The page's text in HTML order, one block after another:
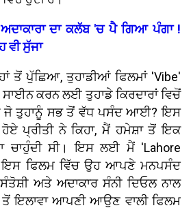
ਦਾ ਕਲੱਬ 'ਚ ਪੈ ਗਿਆ ਪੰਗਾ !
ਵੀ ਸੁੱਜਾ
ਤੋਂ ਪੁੱਛਿਆ, ਤੁਹਾਡੀਆਂ ਫਿਲਮਾਂ 'Vibe'
ਕਰਨ ਲਈ ਤੁਹਾਡੇ ਕਿਰਦਾਰਾਂ ਵਿਚੋਂ
ਜੋ ਤੁਹਾਨੂੰ ਸਭ ਤੋਂ ਵੱਧ ਪਸੰਦ ਆਈ? ਇਸ
ਪ੍ਰੀਤੀ ਨੇ ਕਿਹਾ, ਮੈਂ ਹਮੇਸ਼ਾ ਤੋਂ ਇਕ
ਚਾਹੁੰਦੀ ਸੀ। ਇਸ ਲਈ ਮੈਂ 'Lahore
ਇਸ ਫਿਲਮ ਵਿੱਚ ਉਹ ਆਪਣੇ ਮਨਪਸੰਦ
ਅਤੇ ਅਦਾਕਾਰ ਸੰਨੀ ਦਿਓਲ ਨਾਲ
ਇਲਾਵਾ ਆਪਣੀ ਆਉਣ ਵਾਲੀ ਫਿਲਮ